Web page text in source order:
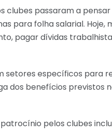
clubes passaram a
para folha salarial.
pagar dívidas
setores específicos para
dos benefícios
pelos clubes